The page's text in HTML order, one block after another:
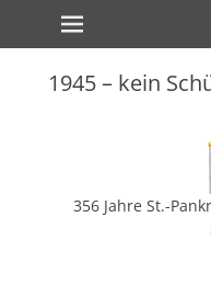
zum
Inhalt
Primärmenü
1945 – kein
356 Jahre St.-